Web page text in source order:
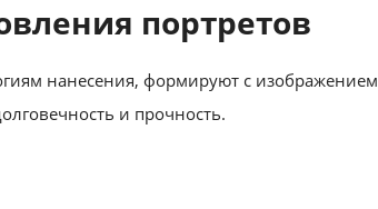
портретов
нанесения, формируют с изображением
и прочность.